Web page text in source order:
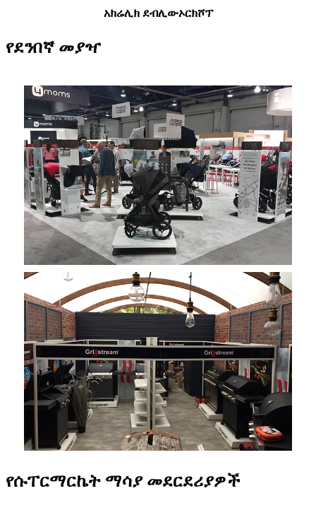
አክሬሊክ ደብሊውኦርክሾፕ
የደንበኛ መያዣ
የሱፐርማርኬት ማሳያ መደርደሪያዎች